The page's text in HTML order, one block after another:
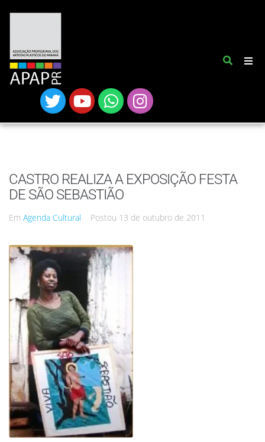
CASTRO REALIZA A EXPOSIÇÃO FESTA
DE SÃO SEBASTIÃO
Em Agenda Cultural Postou 13 de outubro de 2011